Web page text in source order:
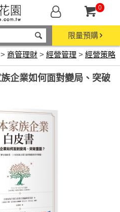
0
限量預購
> 商管理財 > 經營管理 > 經營策略
企業如何面對變局、突破